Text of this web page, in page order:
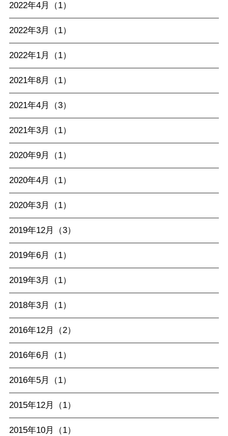
2022年4月（1）
2022年3月（1）
2022年1月（1）
2021年8月（1）
2021年4月（3）
2021年3月（1）
2020年9月（1）
2020年4月（1）
2020年3月（1）
2019年12月（3）
2019年6月（1）
2019年3月（1）
2018年3月（1）
2016年12月（2）
2016年6月（1）
2016年5月（1）
2015年12月（1）
2015年10月（1）